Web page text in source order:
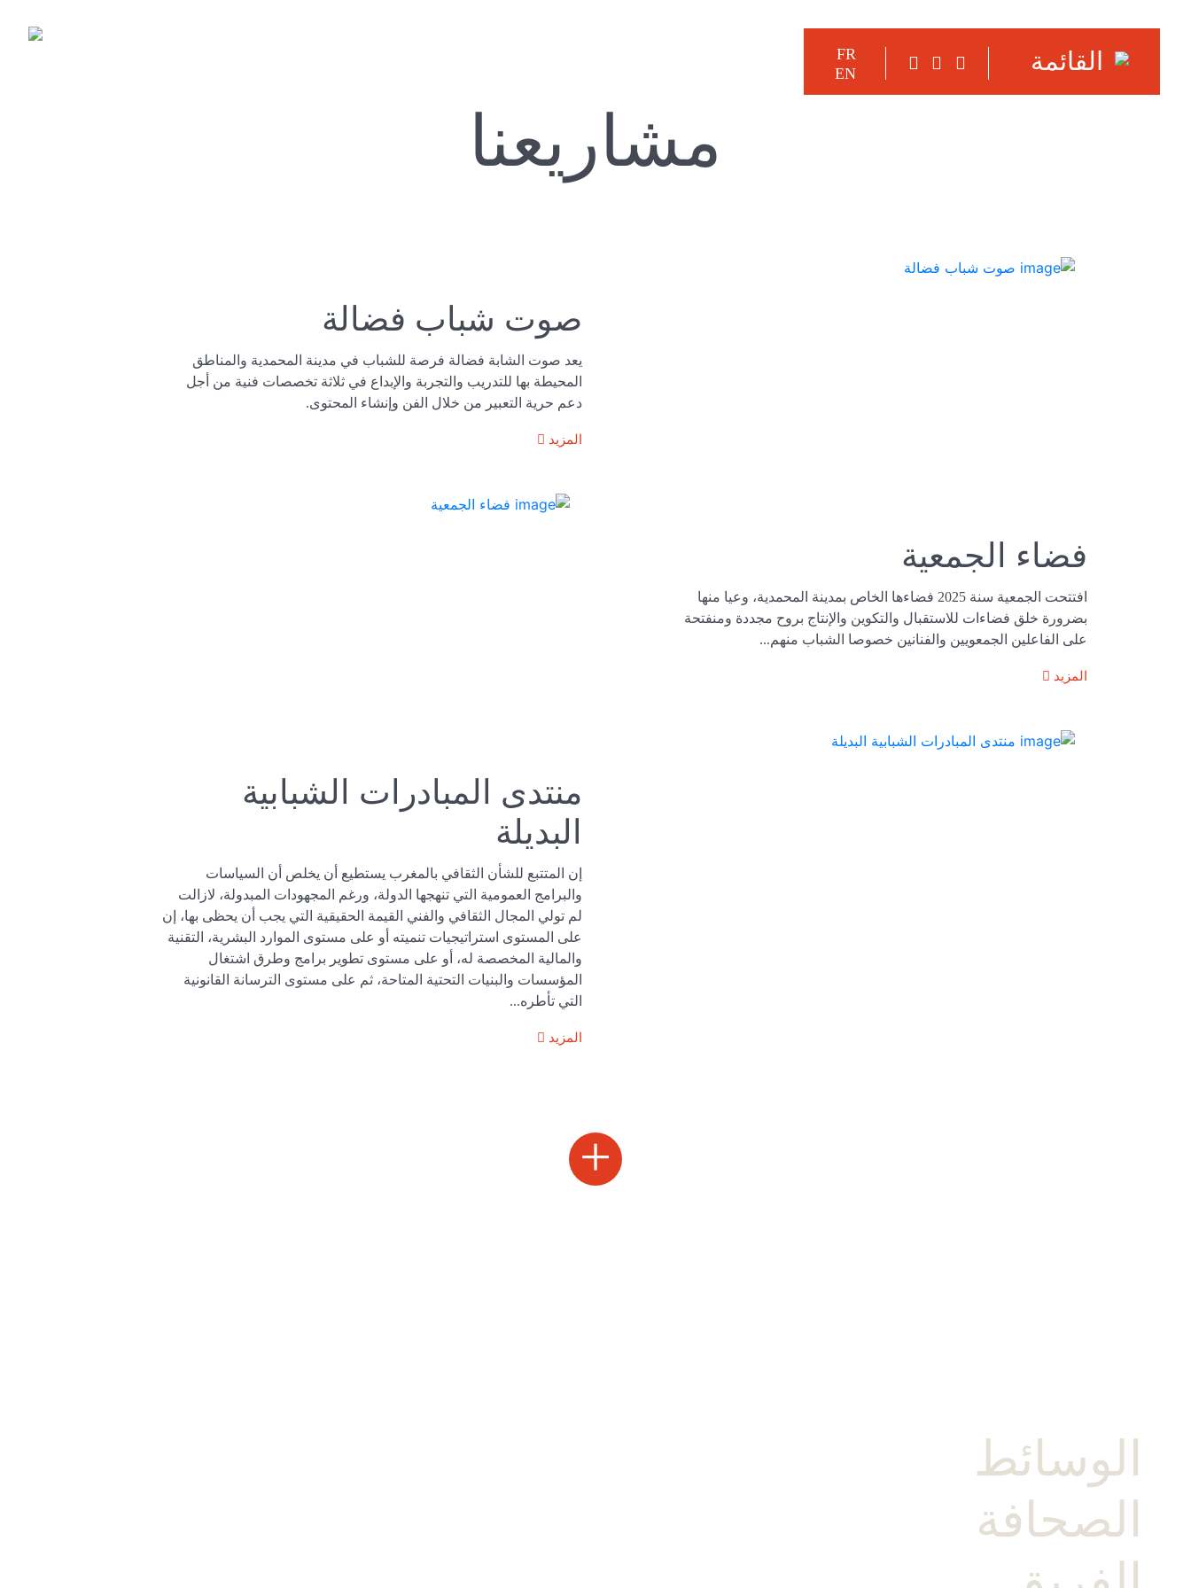
القائمة
FR
EN
مشاريعنا
صوت شباب فضالة
يعد صوت الشابة فضالة فرصة للشباب في مدينة المحمدية والمناطق
المحيطة بها للتدريب والتجربة والإبداع في ثلاثة تخصصات فنية من أجل
دعم حرية التعبير من خلال الفن وإنشاء المحتوى.
المزيد
فضاء الجمعية
افتتحت الجمعية سنة 2025 فضاءها الخاص بمدينة المحمدية، وعيا منها
بضرورة خلق فضاءات للاستقبال والتكوين والإنتاج بروح مجددة ومنفتحة
على الفاعلين الجمعويين والفنانين خصوصا الشباب منهم...
المزيد
منتدى المبادرات الشبابية
البديلة
إن المتتبع للشأن الثقافي بالمغرب يستطيع أن يخلص أن السياسات
والبرامج العمومية التي تنهجها الدولة، ورغم المجهودات المبدولة، لازالت
لم تولي المجال الثقافي والفني القيمة الحقيقية التي يجب أن يحظى بها، إن
على المستوى استراتيجيات تنميته أو على مستوى الموارد البشرية، التقنية
والمالية المخصصة له، أو على مستوى تطوير برامج وطرق اشتغال
المؤسسات والبنيات التحتية المتاحة، ثم على مستوى الترسانة القانونية
التي تأطره...
المزيد
+
الوسائط
الصحافة